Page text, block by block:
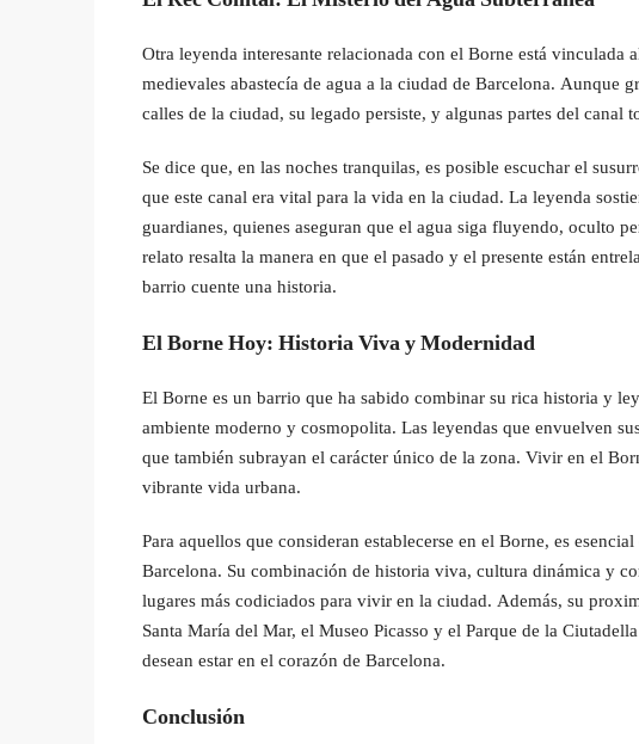
Otra leyenda interesante relacionada con el Borne está vinculada
medievales abastecía de agua a la ciudad de Barcelona. Aunque
calles de la ciudad, su legado persiste, y algunas partes del canal
Se dice que, en las noches tranquilas, es posible escuchar el
que este canal era vital para la vida en la ciudad. La leyenda
guardianes, quienes aseguran que el agua siga fluyendo, oculto
relato resalta la manera en que el pasado y el presente están
barrio cuente una historia.
El Borne Hoy: Historia Viva y Modernidad
El Borne es un barrio que ha sabido combinar su rica historia y
ambiente moderno y cosmopolita. Las leyendas que envuelven
que también subrayan el carácter único de la zona. Vivir en el
vibrante vida urbana.
Para aquellos que consideran establecerse en el Borne, es
Barcelona. Su combinación de historia viva, cultura dinámica y
lugares más codiciados para vivir en la ciudad. Además, su
Santa María del Mar, el Museo Picasso y el Parque de la
desean estar en el corazón de Barcelona.
Conclusión